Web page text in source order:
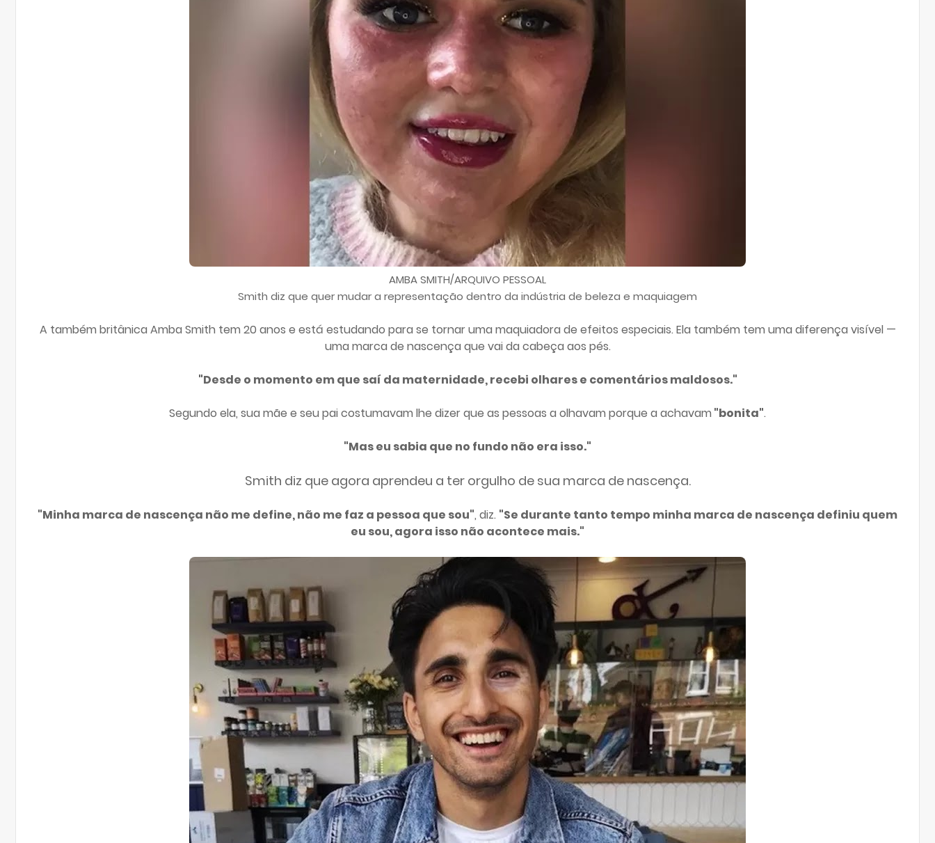
AMBA SMITH/ARQUIVO PESSOAL
Smith diz que quer mudar a representação dentro da indústria de beleza e maquiagem
A também britânica Amba Smith tem 20 anos e está estudando para se tornar uma maquiadora de efeitos especiais. Ela também tem uma diferença visível —
uma marca de nascença que vai da cabeça aos pés.
"Desde o momento em que saí da maternidade, recebi olhares e comentários maldosos."
Segundo ela, sua mãe e seu pai costumavam lhe dizer que as pessoas a olhavam porque a achavam "bonita".
"Mas eu sabia que no fundo não era isso."
Smith diz que agora aprendeu a ter orgulho de sua marca de nascença.
"Minha marca de nascença não me define, não me faz a pessoa que sou", diz. "Se durante tanto tempo minha marca de nascença definiu quem
eu sou, agora isso não acontece mais."